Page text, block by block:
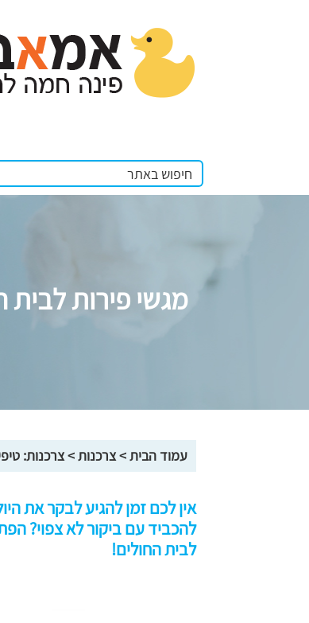
מגשי פירות
עמוד הבית>צרכנות>צרכנות:
אין לכם זמן להגיע לבקר את
להכביד עם ביקור לא צפוי?
לבית החולים!